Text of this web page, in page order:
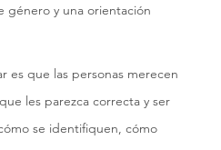
género y una orientación
es que las personas merecen
les parezca correcta y ser
se identifiquen, cómo